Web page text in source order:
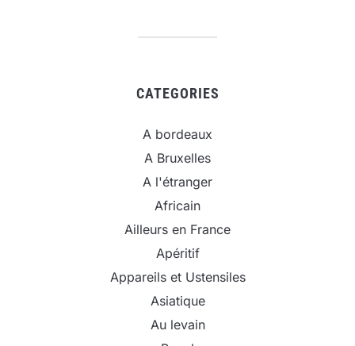
CATEGORIES
A bordeaux
A Bruxelles
A l'étranger
Africain
Ailleurs en France
Apéritif
Appareils et Ustensiles
Asiatique
Au levain